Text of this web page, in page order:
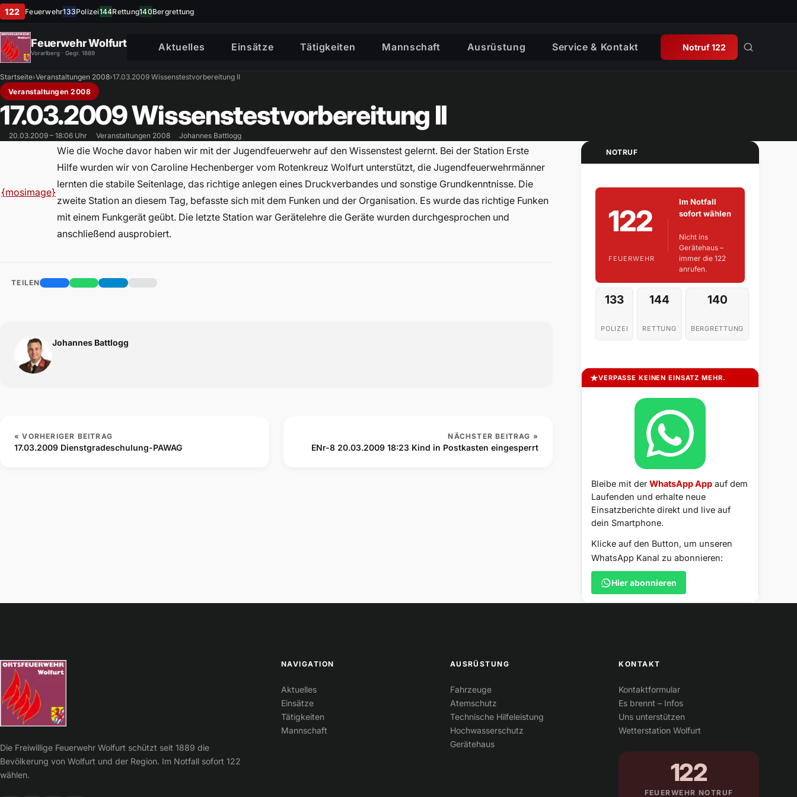
122 Feuerwehr133Polizei144Rettung140Bergrettung
Feuerwehr Wolfurt
Vorarlberg · Gegr. 1889
Aktuelles Einsätze Tätigkeiten Mannschaft Ausrüstung Service & Kontakt Notruf 122
Startseite›Veranstaltungen 2008›17.03.2009 Wissenstestvorbereitung II
Veranstaltungen 2008
17.03.2009 Wissenstestvorbereitung II
20.03.2009 – 18:06 Uhr Veranstaltungen 2008 Johannes Battlogg
{mosimage}
Wie die Woche davor haben wir mit der Jugendfeuerwehr auf den Wissenstest gelernt. Bei der Station Erste
Hilfe wurden wir von Caroline Hechenberger vom Rotenkreuz Wolfurt unterstützt, die Jugendfeuerwehrmänner
lernten die stabile Seitenlage, das richtige anlegen eines Druckverbandes und sonstige Grundkenntnisse. Die
zweite Station an diesem Tag, befasste sich mit dem Funken und der Organisation. Es wurde das richtige Funken
mit einem Funkgerät geübt. Die letzte Station war Gerätelehre die Geräte wurden durchgesprochen und
anschließend ausprobiert.
TEILEN
Johannes Battlogg
« VORHERIGER BEITRAG
17.03.2009 Dienstgradeschulung-PAWAG
NÄCHSTER BEITRAG »
ENr-8 20.03.2009 18:23 Kind in Postkasten eingesperrt
NOTRUF
122
FEUERWEHR
Im Notfall
sofort wählen
Nicht ins
Gerätehaus –
immer die 122
anrufen.
133
POLIZEI
144
RETTUNG
140
BERGRETTUNG
VERPASSE KEINEN EINSATZ MEHR.
Bleibe mit derWhatsApp App auf dem
Laufenden und erhalte neue
Einsatzberichte direkt und live auf
dein Smartphone.
Klicke auf den Button, um unseren
WhatsApp Kanal zu abonnieren:
Hier abonnieren
Die Freiwillige Feuerwehr Wolfurt schützt seit 1889 die
Bevölkerung von Wolfurt und der Region. Im Notfall sofort 122
wählen.
NAVIGATION
Aktuelles
Einsätze
Tätigkeiten
Mannschaft
AUSRÜSTUNG
Fahrzeuge
Atemschutz
Technische Hilfeleistung
Hochwasserschutz
Gerätehaus
KONTAKT
Kontaktformular
Es brennt – Infos
Uns unterstützen
Wetterstation Wolfurt
122
FEUERWEHR NOTRUF